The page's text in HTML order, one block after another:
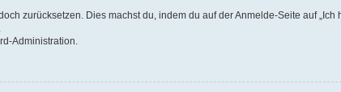
zurücksetzen. Dies machst du, indem du auf der Anmelde-Seite auf „Ich
Administration.